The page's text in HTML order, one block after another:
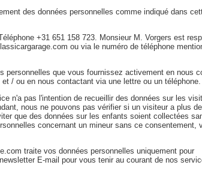
des données personnelles comme indiqué dans
+31 651 158 723. Monsieur M. Vorgers est
ou via le numéro de téléphone
personnelles que vous fournissez activement en nous
/ ou en nous contactant via une lettre ou un téléphone.
n'a pas l'intention de recueillir des données sur les
nous ne pouvons pas vérifier si un visiteur a plus de
que des données sur les enfants soient collectées
concernant un mineur sans ce consentement,
traite vos données personnelles uniquement pour
E-mail pour vous tenir au courant de nos